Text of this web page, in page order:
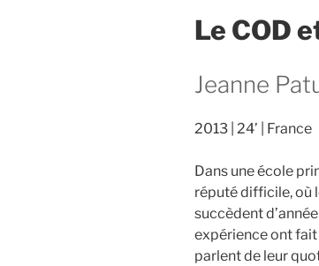
Le COD
Jeanne
2013 24’ France
Dans une école
réputé difficile, où
succèdent
expérience ont fait
parlent de leur